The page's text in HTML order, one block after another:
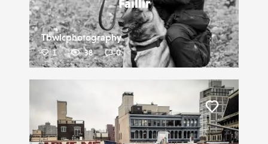
Faillir
Tbwlcphotography
1 38 0
Liker